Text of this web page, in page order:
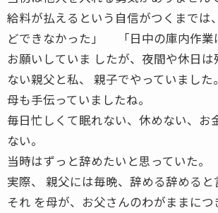
給料が払えるという自信がつくまでは
どできなかった」 「日中の庫内作業
お願いしていま したが、夜間や休日は
ない親父と私、 親子でやっていました。
母も手伝っていましたね。
毎日忙しくて眠れない、休めない、お
ない。
当時はずっと辞めたいと思っていた。
実際、 親父には毎晩、辞める辞めると
それ を母が、お父さんのわがままに